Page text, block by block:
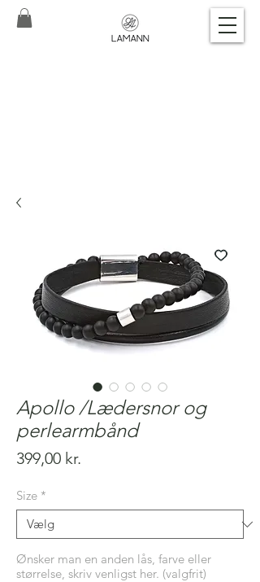
Apollo /Lædersnor og
perlearmbånd
399,00 kr.
Size *
Ønsker man en anden lås, farve eller
størrelse, skriv venligst her. (valgfrit)